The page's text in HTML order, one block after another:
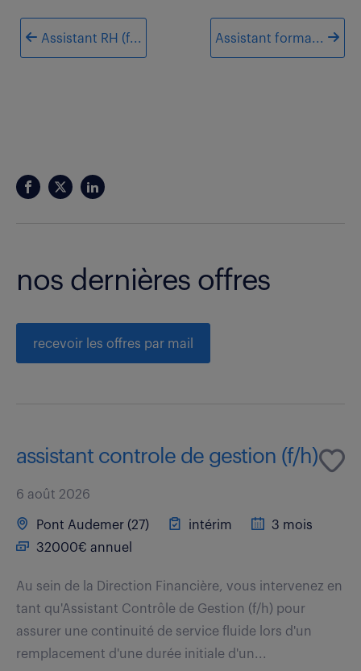
Assistant RH (f... Assistant forma...
nos dernières offres
recevoir les offres par mail
assistant controle de gestion (f/h)
6 août 2026
Pont Audemer (27) intérim
3 mois
32000€ annuel
Au sein de la Direction Financière, vous intervenez en
tant qu'Assistant Contrôle de Gestion (f/h) pour
assurer une continuité de service fluide lors d'un
remplacement d'une durée initiale d'un...